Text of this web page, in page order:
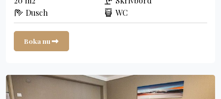
Dusch
WC
Boka nu